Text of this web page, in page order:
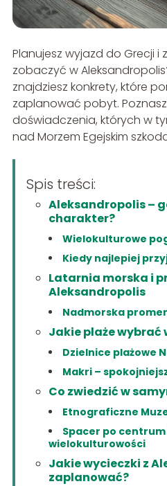
Planujesz wyjazd do Grecji i
zobaczyć w
znajdziesz konkrety, które
zaplanować pobyt.
doświadczenia, których w
nad Morzem Egejskim
Spis treści:
Aleksandropolis –
charakter?
Wielokulturowe
Kiedy najlepiej
Latarnia morska i
Aleksandropolis
Nadmorska
Jakie plaże wybrać
Dzielnice plażowe
Makri –
Co zwiedzić w
Etnograficzne
Spacer po centrum
wielokulturowości
Jakie wycieczki z
zaplanować?